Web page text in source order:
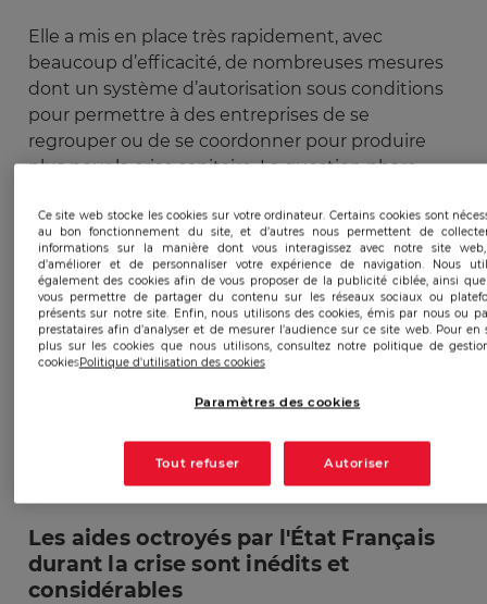
Elle a mis en place très rapidement, avec
beaucoup d’efficacité, de nombreuses mesures
dont un système d’autorisation sous conditions
pour permettre à des entreprises de se
regrouper ou de se coordonner pour produire
plus pour la crise sanitaire. La question phare
pour permettre l’approvisionnement de
médicaments et dispositifs médicaux vitaux ?
Mais ces mesures ne sont pas un blanc-seing et
la mise en œuvre de l’entente est réalisée sous le
contrôle de la Commission Européenne. La
Commission (et les autorités nationales de
concurrence) est restée et reste attentive pour
lutter contre les ententes secrètes et les
de position dominante au travers notamment de
prix excessifs.
Les aides octroyés par l'État Français
durant la crise sont inédits et
considérables
Ce site web stocke les cookies sur votre ordinateur. Certains cookies sont
au bon fonctionnement du site, et d’autres nous permettent de
informations sur la manière dont vous interagissez avec notre site
d’améliorer et de personnaliser votre expérience de navigation. Nous
également des cookies afin de vous proposer de la publicité ciblée, ainsi
vous permettre de partager du contenu sur les réseaux sociaux ou
présents sur notre site. Enfin, nous utilisons des cookies, émis par nous ou
prestataires afin d’analyser et de mesurer l’audience sur ce site web. Pour en
plus sur les cookies que nous utilisons, consultez notre politique de
cookiesPolitique d'utilisation des cookies
Paramètres des cookies
Tout refuser Autoriser